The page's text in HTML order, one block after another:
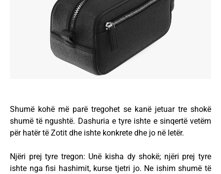
Shumë kohë më parë tregohet se kanë jetuar tre shokë
shumë të ngushtë. Dashuria e tyre ishte e sinqertë vetëm
për hatër të Zotit dhe ishte konkrete dhe jo në letër.
Njëri prej tyre tregon: Unë kisha dy shokë; njëri prej tyre
ishte nga fisi hashimit, kurse tjetri jo. Ne ishim shumë të